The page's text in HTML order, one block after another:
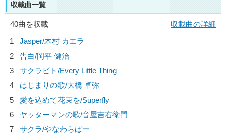
収載曲一覧
40曲を収載
収載曲の詳細
1
Jasper/木村 カエラ
2
告白/岡平 健治
3
サクラビト/Every Little Thing
4
はじまりの歌/大橋 卓弥
5
愛を込めて花束を/Superfly
6
ヤッターマンの歌/音屋吉右衛門
7
サクラ/やなわらばー